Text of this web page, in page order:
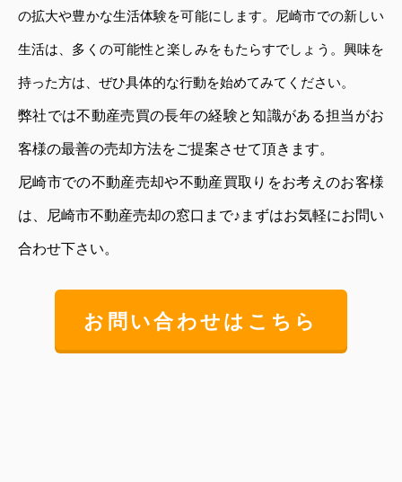
の拡大や豊かな生活体験を可能にします。尼崎市での新しい
生活は、多くの可能性と楽しみをもたらすでしょう。興味を
持った方は、ぜひ具体的な行動を始めてみてください。
弊社では不動産売買の長年の経験と知識がある担当がお
客様の最善の売却方法をご提案させて頂きます。
尼崎市での不動産売却や不動産買取りをお考えのお客様
は、尼崎市不動産売却の窓口まで♪まずはお気軽にお問い
合わせ下さい。
お問い合わせはこちら